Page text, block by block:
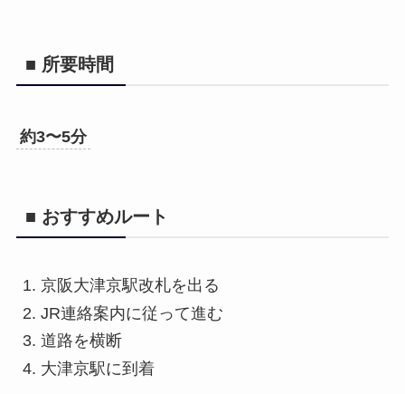
■ 所要時間
約3〜5分
■ おすすめルート
京阪大津京駅改札を出る
JR連絡案内に従って進む
道路を横断
大津京駅に到着